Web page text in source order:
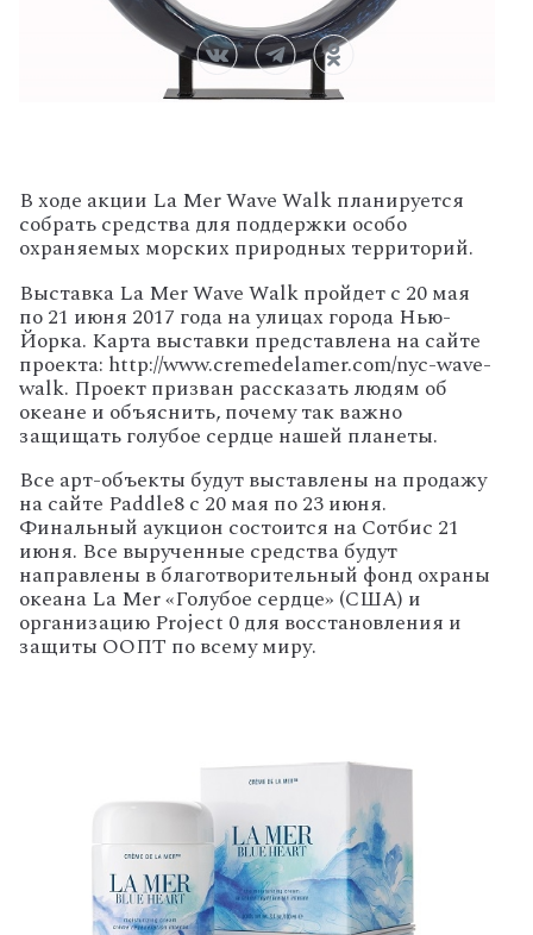
В ходе акции La Mer Wave Walk планируется
собрать средства для поддержки особо
охраняемых морских природных территорий.
Выставка La Mer Wave Walk пройдет с 20 мая
по 21 июня 2017 года на улицах города Нью-
Йорка. Карта выставки представлена на сайте
проекта: http://www.cremedelamer.com/nyc-wave-
walk. Проект призван рассказать людям об
океане и объяснить, почему так важно
защищать голубое сердце нашей планеты.
Все арт-объекты будут выставлены на продажу
на сайте Paddle8 с 20 мая по 23 июня.
Финальный аукцион состоится на Сотбис 21
июня. Все вырученные средства будут
направлены в благотворительный фонд охраны
океана La Mer «Голубое сердце» (США) и
организацию Project 0 для восстановления и
защиты ООПТ по всему миру.